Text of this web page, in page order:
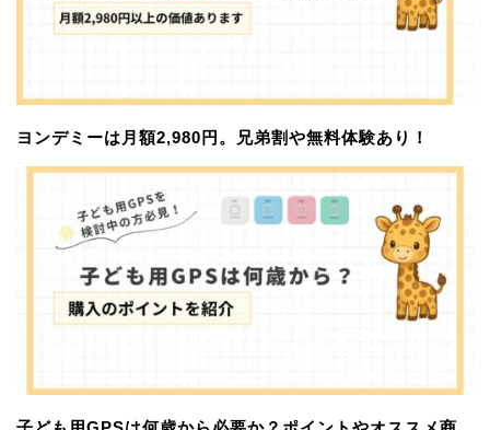
ヨンデミーは月額2,980円。兄弟割や無料体験あり！